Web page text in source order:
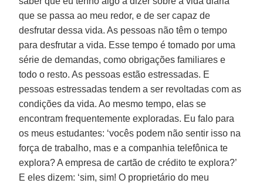
que se passa ao meu redor, e de ser capaz de
desfrutar dessa vida. As pessoas não têm o tempo
para desfrutar a vida. Esse tempo é tomado por uma
série de demandas, como obrigações familiares e
todo o resto. As pessoas estão estressadas. E
pessoas estressadas tendem a ser revoltadas com as
condições da vida. Ao mesmo tempo, elas se
encontram frequentemente exploradas. Eu falo para
os meus estudantes: ‘vocês podem não sentir isso na
força de trabalho, mas e a companhia telefônica te
explora? A empresa de cartão de crédito te explora?’
E eles dizem: ‘sim, sim! O proprietário do meu